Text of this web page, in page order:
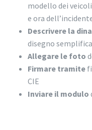
modello dei
e ora
Descrivere la
disegno
Allegare le foto
Firmare tramite
CIE
Inviare il modulo